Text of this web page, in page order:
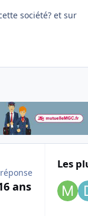
société? et sur
ans
Les